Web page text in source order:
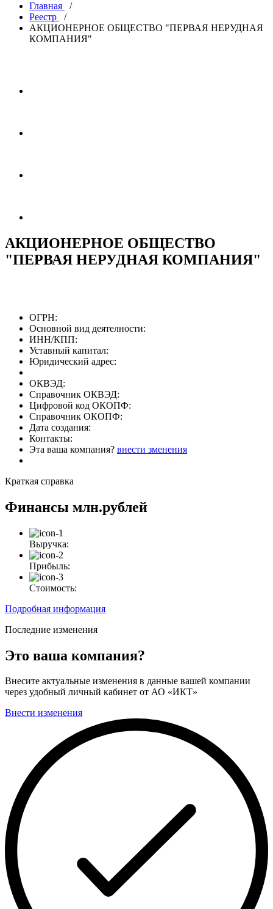
Главная
/
Реестр
/
АКЦИОНЕРНОЕ ОБЩЕСТВО "ПЕРВАЯ НЕРУДНАЯ
КОМПАНИЯ"
АКЦИОНЕРНОЕ ОБЩЕСТВО
"ПЕРВАЯ НЕРУДНАЯ КОМПАНИЯ"
ОГРН:
Основной вид деятелности:
ИНН/КПП:
Уставный капитал:
Юридический адрес:
ОКВЭД:
Справочник ОКВЭД:
Цифровой код ОКОПФ:
Справочник ОКОПФ:
Дата создания:
Контакты:
Эта ваша компания? внести зменения
Краткая справка
Финансы млн.рублей
Выручка:
Прибыль:
Стоимость:
Подробная информация
Последние изменения
Это ваша компания?
Внесите актуальные изменения в данные вашей компании
через удобный личный кабинет от АО «ИКТ»
Внести изменения